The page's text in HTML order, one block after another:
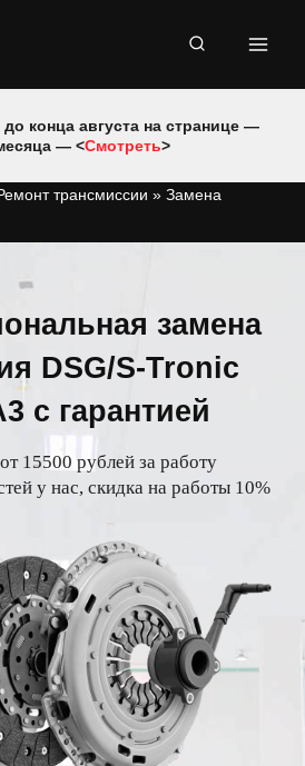
конца августа на странице —
— <Смотреть>
трансмиссии » Замена
замена
DSG/S-Tronic
с гарантией
15500 рублей за работу
у нас, скидка на работы 10%